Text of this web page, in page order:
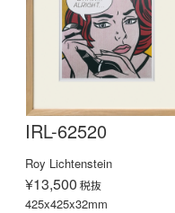
IRL-62520
Roy Lichtenstein
¥13,500 税抜
425x425x32mm